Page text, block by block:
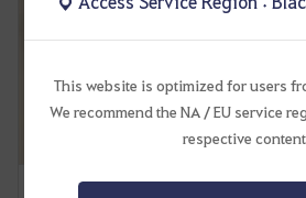
This website is optimized for users
We recommend the NA / EU service
respective